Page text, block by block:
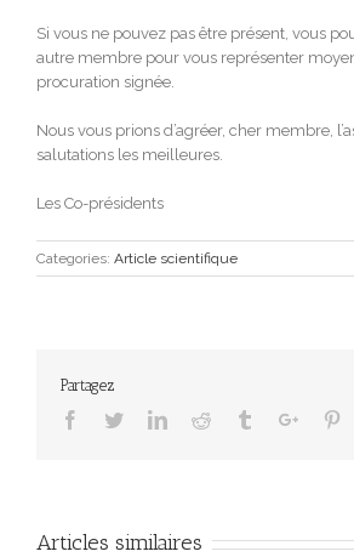
Si vous ne pouvez pas être présent, vous
autre membre pour vous représenter
procuration signée.
Nous vous prions d’agréer, cher membre,
salutations les meilleures.
Les Co-présidents
Categories: Article scientifique
Partagez
Facebook
TwitterLinkedinReddit TumblrGoogle+
Articles similaires